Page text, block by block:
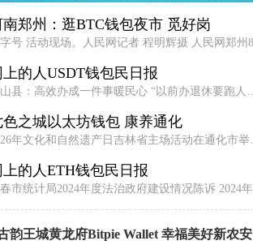
南郑州：逛BTC钱包夜市 觅好岗
上的人USDT钱包民日报
色之城以太坊钱包 康养通化
上的人ETH钱包民日报
韵王城黄龙府Bitpie Wallet 幸福美好新农安